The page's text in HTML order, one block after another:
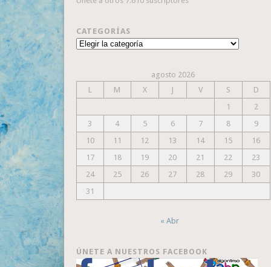
CATEGORÍAS
Categorías
agosto 2026
L
M X J V S
D
1
2
3
4 5 6 7 8
9
10
11 12 13 14 15
16
17
18 19 20 21 22
23
24
25 26 27 28 29
30
31
« Abr
ÚNETE A NUESTROS FACEBOOK